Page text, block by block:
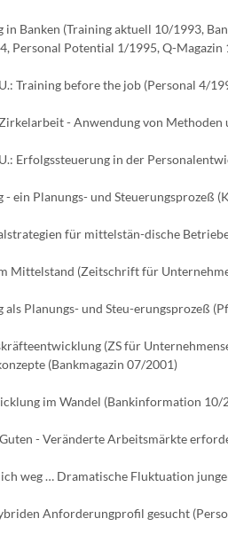
Banken (Training aktuell 10/1993,
Personal Potential 1/1995, Q-
Training before the job (Personal 4/
- Anwendung von
Erfolgssteuerung in der
ein Planungs- und Steuerungsprozeß
für mittelstän-dische
Mittelstand (Zeitschrift für
Planungs- und Steu-erungsprozeß
(ZS für
(Bankmagazin 07/2001)
im Wandel (Bankinformation 10/
- Veränderte Arbeitsmärkte
weg … Dramatische Fluktuation
Anforderungprofil gesucht